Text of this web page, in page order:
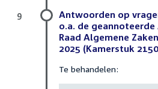
Antwoorden op
o.a. de
Raad Algemene
2025 (Kamerstuk
Te behandelen:
9